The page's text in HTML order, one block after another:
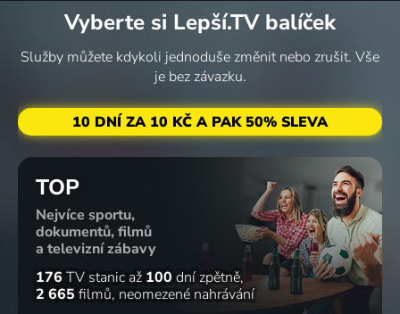
Vyberte si Lepší.TV balíček
Služby můžete kdykoli jednoduše změnit nebo zrušit. Vše
je bez závazku.
10 DNÍ ZA 10 KČ A PAK 50% SLEVA
TOP
Nejvíce sportu,
dokumentů, filmů
a televizní zábavy
176 TV stanic až 100 dní zpětně
2 665 filmů neomezené nahrávání